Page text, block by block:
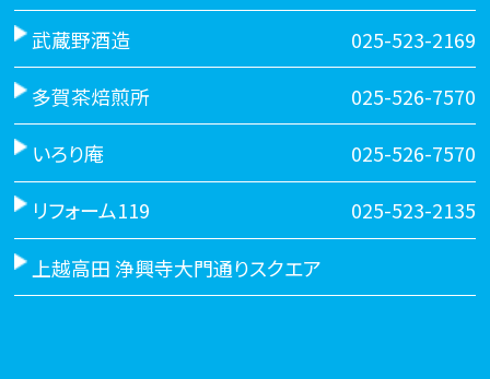
武蔵野酒造 025-523-2169
多賀茶焙煎所 025-526-7570
いろり庵 025-526-7570
リフォーム119 025-523-2135
上越高田 浄興寺大門通りスクエア